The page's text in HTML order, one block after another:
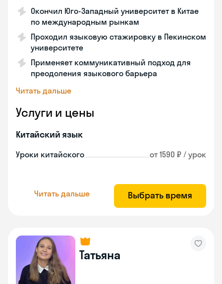
Окончил Юго-Западный университет в Китае
по международным рынкам
Проходил языковую стажировку в Пекинском
университете
Применяет коммуникативный подход для
преодоления языкового барьера
Читать дальше
Услуги и цены
Китайский язык
Уроки китайского от 1590 ₽ / урок
Читать дальше Выбрать время
Татьяна